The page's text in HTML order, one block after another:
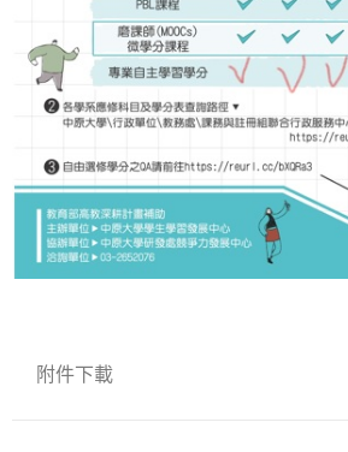
附件下載